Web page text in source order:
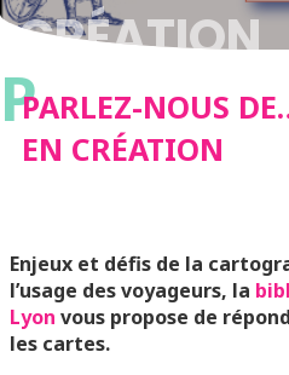
CRÉATION
PPARLEZ-NOUS
EN CRÉATION
Enjeux et défis de la
l’usage des voyageurs, la
Lyon vous propose de
les cartes.